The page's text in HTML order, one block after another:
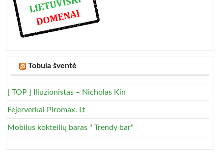
Tobula šventė
[ TOP ] Iliuzionistas – Nicholas Kin
Fejerverkai Piromax. Lt
Mobilus kokteilių baras " Trendy bar"